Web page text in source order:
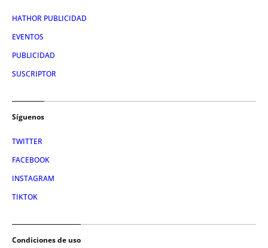
HATHOR PUBLICIDAD
EVENTOS
PUBLICIDAD
SUSCRIPTOR
Síguenos
TWITTER
FACEBOOK
INSTAGRAM
TIKTOK
Condiciones de uso